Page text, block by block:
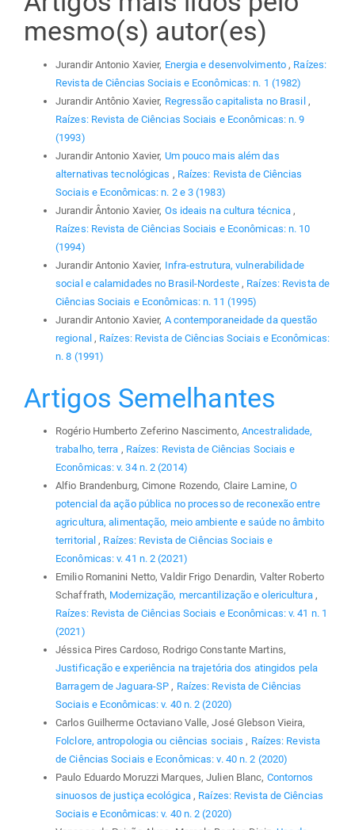
mesmo(s) autor(es)
Jurandir Antonio Xavier, Energia e desenvolvimento , Raízes:
Revista de Ciências Sociais e Econômicas: n. 1 (1982)
Jurandir Antônio Xavier, Regressão capitalista no Brasil ,
Raízes: Revista de Ciências Sociais e Econômicas: n. 9
(1993)
Jurandir Antonio Xavier, Um pouco mais além das
alternativas tecnológicas , Raízes: Revista de Ciências
Sociais e Econômicas: n. 2 e 3 (1983)
Jurandir Ântonio Xavier, Os ideais na cultura técnica ,
Raízes: Revista de Ciências Sociais e Econômicas: n. 10
(1994)
Jurandir Antonio Xavier, Infra-estrutura, vulnerabilidade
social e calamidades no Brasil-Nordeste , Raízes: Revista de
Ciências Sociais e Econômicas: n. 11 (1995)
Jurandir Antonio Xavier, A contemporaneidade da questão
regional , Raízes: Revista de Ciências Sociais e Econômicas:
n. 8 (1991)
Artigos Semelhantes
Rogério Humberto Zeferino Nascimento, Ancestralidade,
trabalho, terra , Raízes: Revista de Ciências Sociais e
Econômicas: v. 34 n. 2 (2014)
Alfio Brandenburg, Cimone Rozendo, Claire Lamine,O
potencial da ação pública no processo de reconexão entre
agricultura, alimentação, meio ambiente e saúde no âmbito
territorial, Raízes: Revista de Ciências Sociais e
Econômicas: v. 41 n. 2 (2021)
Emilio Romanini Netto, Valdir Frigo Denardin, Valter Roberto
Schaffrath, Modernização, mercantilização e olericultura ,
Raízes: Revista de Ciências Sociais e Econômicas: v. 41 n. 1
(2021)
Jéssica Pires Cardoso, Rodrigo Constante Martins,
Justificação e experiência na trajetória dos atingidos pela
Barragem de Jaguara-SP, Raízes: Revista de Ciências
Sociais e Econômicas: v. 40 n. 2 (2020)
Carlos Guilherme Octaviano Valle, José Glebson Vieira,
Folclore, antropologia ou ciências sociais, Raízes: Revista
de Ciências Sociais e Econômicas: v. 40 n. 2 (2020)
Paulo Eduardo Moruzzi Marques, Julien Blanc, Contornos
sinuosos de justiça ecológica, Raízes: Revista de Ciências
Sociais e Econômicas: v. 40 n. 2 (2020)